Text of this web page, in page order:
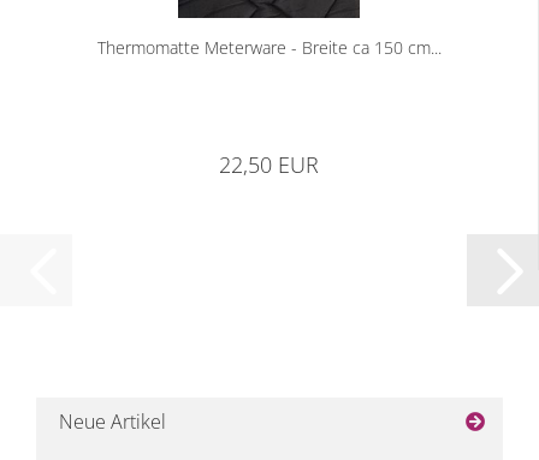
Thermomatte Meterware - Breite ca 150 cm...
22,50 EUR
Neue Artikel